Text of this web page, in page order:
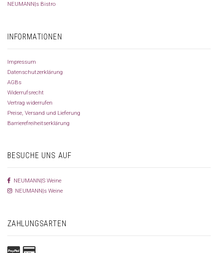
NEUMANN|s Bistro
INFORMATIONEN
Impressum
Datenschutzerklärung
AGBs
Widerrufsrecht
Vertrag widerrufen
Preise, Versand und Lieferung
Barrierefreiheitserklärung
BESUCHE UNS AUF
NEUMANN|S Weine
NEUMANN|s Weine
ZAHLUNGSARTEN